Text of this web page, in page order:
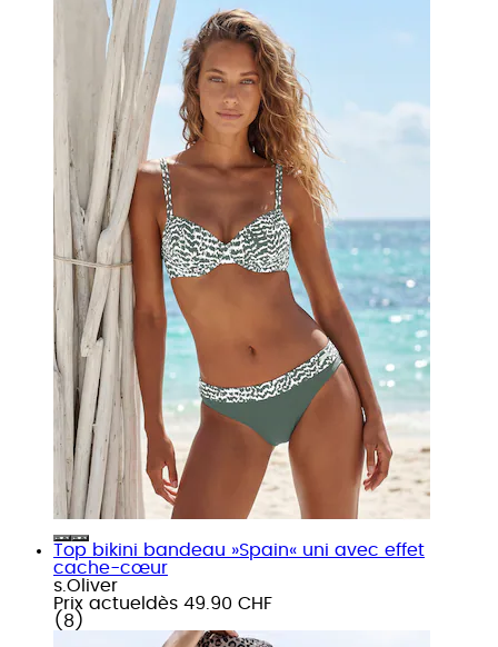
Top bikini bandeau »Spain« uni avec effet
cache-cœur
s.Oliver
Prix actuel dès 49.90 CHF
( 8 )